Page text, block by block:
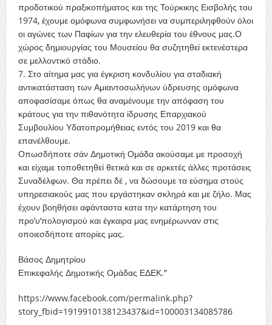
προδοτικού πραξικοπήματος και της Τούρκικης Εισβολής του
1974, έχουμε ομόφωνα συμφωνήσει να συμπεριληφθούν όλοι
οι αγώνες των Παφίων για την ελευθερία του έθνους μας.Ο
χώρος δημιουργίας του Μουσείου θα συζητηθεί εκτενέστερα
σε μελλοντικό στάδιο.
7. Στο αίτημα μας για έγκριση κονδυλίου για σταδιακή
αντικατάσταση των Αμιαντοσωλήνων ύδρευσης ομόφωνα
αποφασίσαμε όπως θα αναμένουμε την απόφαση του
κράτους για την πιθανότητα ίδρυσης Επαρχιακού
Συμβουλίου Υδατοπρομήθειας εντός του 2019 και θα
επανέλθουμε.
Οπωσδήποτε σάν Δημοτική Ομάδα ακούσαμε με προσοχή
και είχαμε τοποθετηθεί θετικά και σε αρκετές άλλες προτάσεις
Συναδέλφων. Θα πρέπει δέ , να δώσουμε τα εύσημα στούς
υπηρεσιακούς μας που εργάστηκαν σκληρά και με ζήλο. Μας
έχουν βοηθήσει αφάνταστα κατα την κατάρτηση του
προ’υ’πολογισμού και έγκαιρα μας ενημέρωνναν στις
οποιεσδήποτε απορίες μας.
Βάσος Δημητρίου
Επικεφαλής Δημοτικής Ομάδας ΕΔΕΚ.”
https://www.facebook.com/permalink.php?
story_fbid=1919910138123437&id=100003134085786